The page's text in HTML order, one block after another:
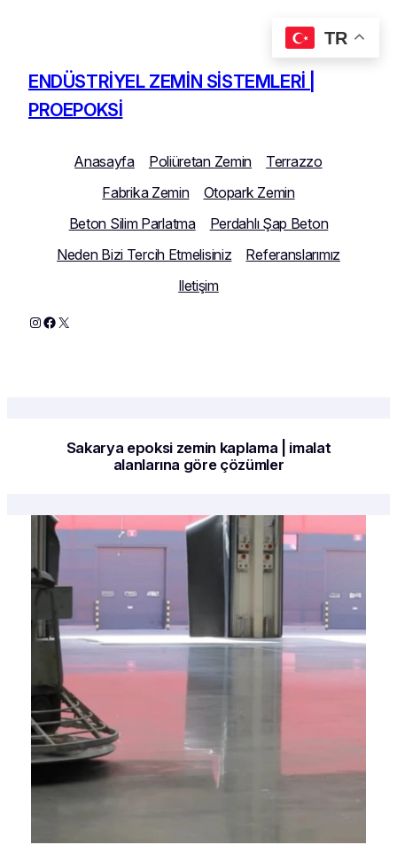
ENDÜSTRIYEL ZEMIN SISTEMLERI |
PROEPOKSI
Anasayfa Poliüretan Zemin
Terrazzo
Fabrika Zemin
Otopark Zemin
Beton Silim Parlatma
Perdahlı Şap Beton
Neden Bizi Tercih Etmelisiniz
Referanslarımız
Iletişim
Instagram
Facebook
X
Sakarya epoksi zemin kaplama | imalat
alanlarına göre çözümler
TR